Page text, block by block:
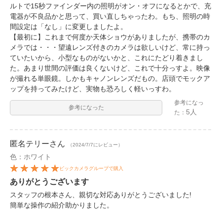
ルトで15秒ファインダー内の照明がオン・オフになるとかで、充
電器が不良品かと思って、買い直しちゃったわ。もち、照明の時
間設定は「なし」に変更しましたよ。
【最初に】これまで何度か天体ショウがありましたが、携帯のカ
メラでは・・・望遠レンズ付きのカメラは欲しいけど、常に持っ
ていたいから、小型なものがないかと、これにたどり着きまし
た。あまり世間の評価は良くないけど、これで十分っすよ。映像
が撮れる単眼鏡。しかもキャノンレンズだもの。店頭でモックア
ップを持ってみたけど、実物も恐ろしく軽いっすわ。
参考になった
参考になっ
た： 5人
匿名テリーさん （2024/7/7にレビュー）
色：ホワイト
ビックカメラグループで購入
ありがとうございます
スタッフの根本さん、親切な対応ありがとうございました!
簡単な操作の紹介助かりました。